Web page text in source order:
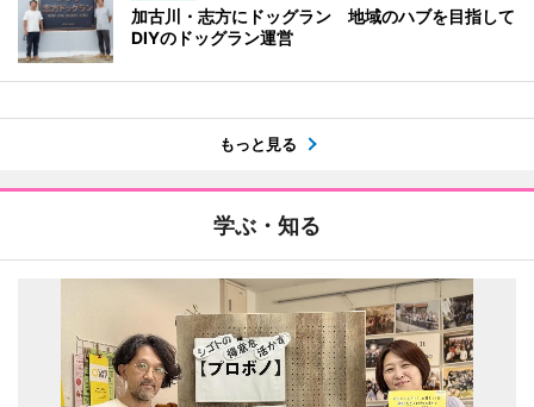
加古川・志方にドッグラン 地域のハブを目指して
DIYのドッグラン運営
もっと見る
学ぶ・知る